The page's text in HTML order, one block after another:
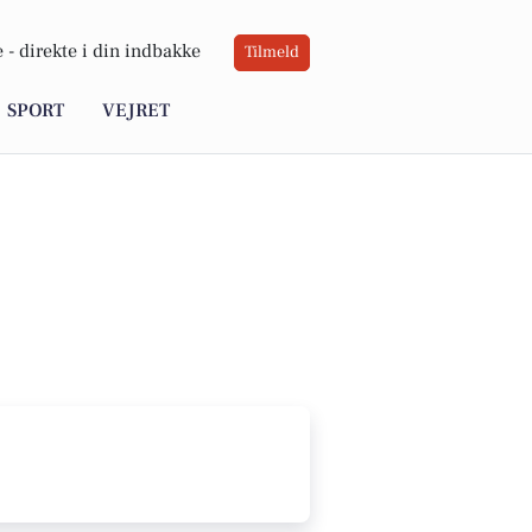
- direkte i din indbakke Tilmeld
SPORT VEJRET